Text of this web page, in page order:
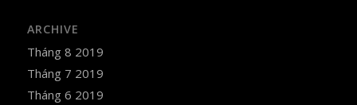
ARCHIVE
Tháng 8 2019
Tháng 7 2019
Tháng 6 2019